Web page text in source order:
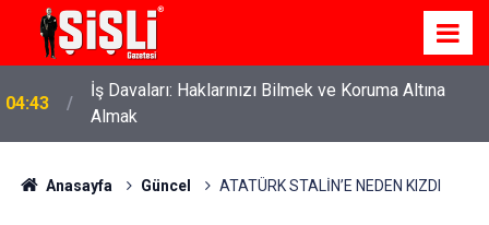
04:43
İş Davaları: Haklarınızı Bilmek ve Koruma Altına
Almak
Anasayfa Güncel ATATÜRK STALİN’E NEDEN KIZDI